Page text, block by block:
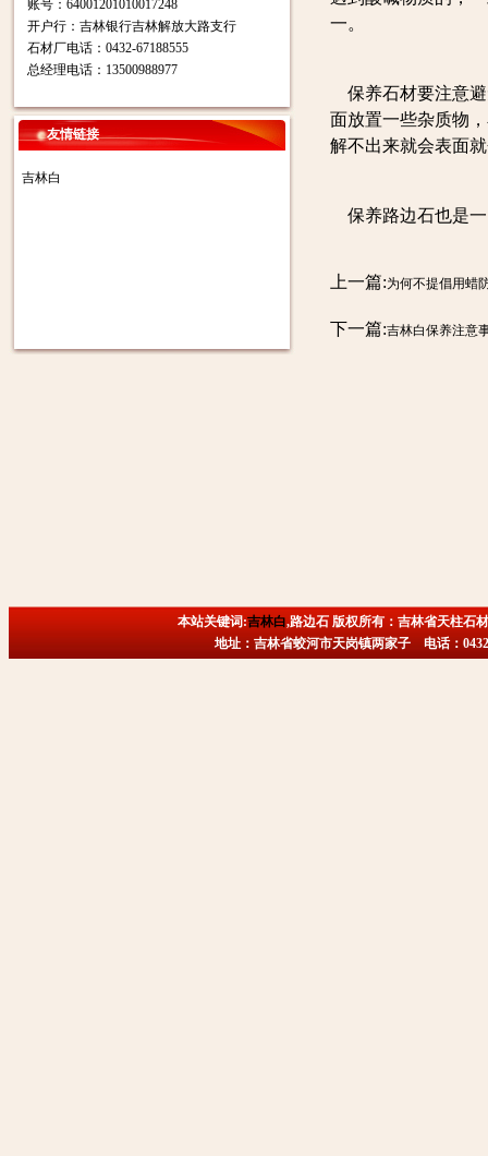
账号：64001201010017248
开户行：吉林银行吉林解放大路支行
石材厂电话：0432-67188555
总经理电话：13500988977
友情链接
吉林白
一。
保养石材要注意避
面放置一些杂质物
解不出来就会表面
保养路边石也是一
上一篇:为何不提倡用蜡
下一篇:吉林白保养注意
本站关键词:吉林白,路边石 版权所有：吉林省天柱石
地址：吉林省蛟河市天岗镇两家子 电话：